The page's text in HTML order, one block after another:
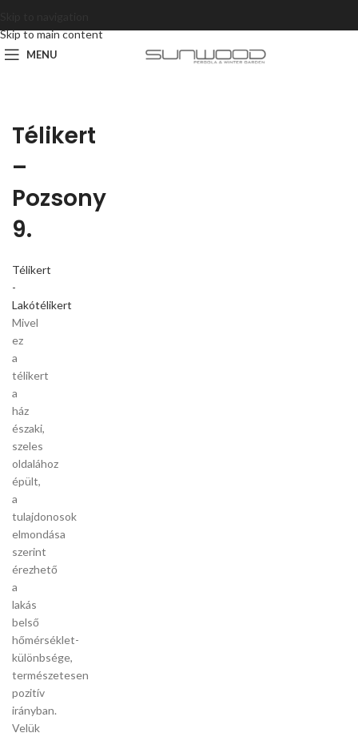
Skip to main content
MENU
Télikert
–
Pozsony
9.
Télikert
-
Lakótélikert
Mivel
ez
a
télikert
a
ház
északi,
szeles
oldalához
épült,
a
tulajdonosok
elmondása
szerint
érezhető
a
lakás
belső
hőmérséklet-
különbsége,
természetesen
pozitív
irányban.
Velük